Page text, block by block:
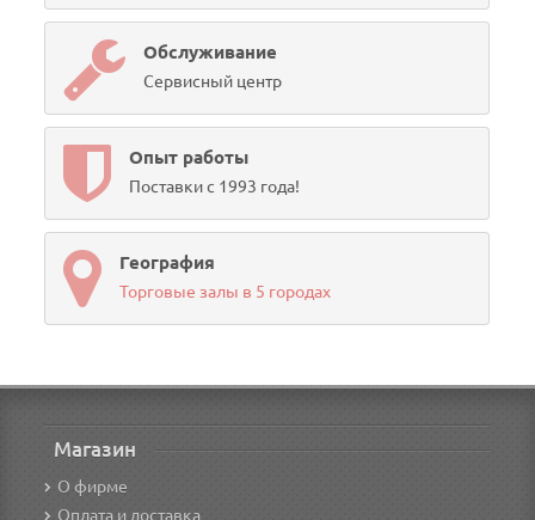
Обслуживание
Сервисный центр
Опыт работы
Поставки с 1993 года!
География
Торговые залы в 5 городах
Магазин
О фирме
Оплата и доставка